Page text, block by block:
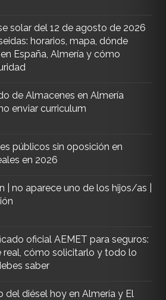
solar del 12 de agosto de 2026
horarios, mapa, dónde
España, Almería y cómo
de Almacenes en Almería
enviar curriculum
públicos sin oposición en
en 2026
| no aparece uno de los hijos/as |
oficial AEMET para seguros:
real, cómo solicitarlo y todo lo
saber
del diésel hoy en Almería y El